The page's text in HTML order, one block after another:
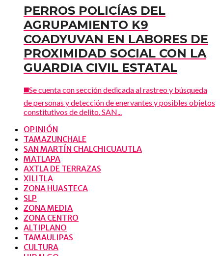
PERROS POLICÍAS DEL
AGRUPAMIENTO K9
COADYUVAN EN LABORES DE
PROXIMIDAD SOCIAL CON LA
GUARDIA CIVIL ESTATAL
◼️Se cuenta con sección dedicada al rastreo y búsqueda
de personas y detección de enervantes y posibles objetos
constitutivos de delito. SAN...
OPINIÓN
TAMAZUNCHALE
SAN MARTÍN CHALCHICUAUTLA
MATLAPA
AXTLA DE TERRAZAS
XILITLA
ZONA HUASTECA
SLP
ZONA MEDIA
ZONA CENTRO
ALTIPLANO
TAMAULIPAS
CULTURA